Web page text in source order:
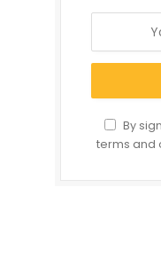
By
terms and